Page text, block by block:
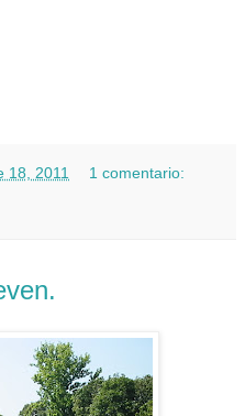
18, 2011 1 comentario: